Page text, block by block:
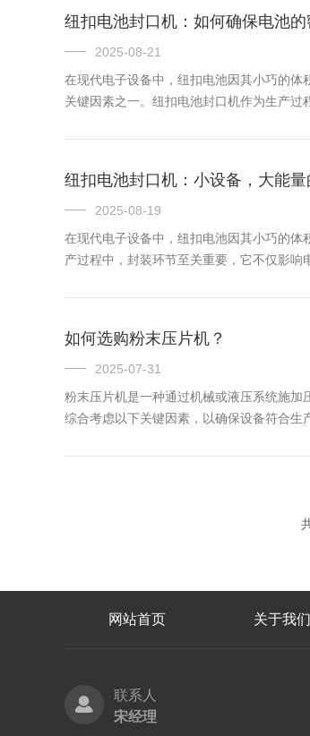
纽扣电池封口机：如何确保电池
2025-08-21
在现代电子设备中，纽扣电池因其小巧的
关键因素之一。纽扣电池封口机作为生产过
纽扣电池封口机：小设备，大能
2025-08-19
在现代电子设备中，纽扣电池因其小巧的
产过程中，封装环节至关重要，它不仅影响
如何选购粉末压片机？
2025-07-31
粉末压片机是一种通过机械或液压系统施
综合考虑以下关键因素，以确保设备符合生
网站首页 关于我们
联系人
宋经理